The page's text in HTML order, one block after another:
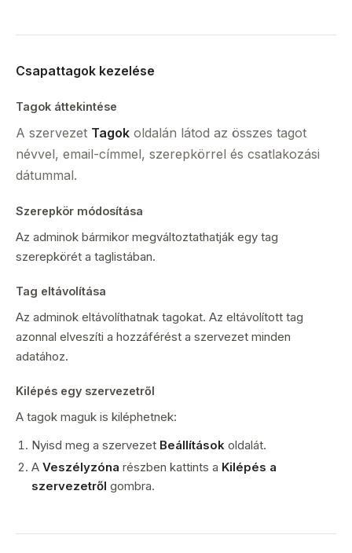
Csapattagok kezelése
Tagok áttekintése
A szervezet Tagok oldalán látod az összes tagot
névvel, email-címmel, szerepkörrel és csatlakozási
dátummal.
Szerepkör módosítása
Az adminok bármikor megváltoztathatják egy tag
szerepkörét a taglistában.
Tag eltávolítása
Az adminok eltávolíthatnak tagokat. Az eltávolított tag
azonnal elveszíti a hozzáférést a szervezet minden
adatához.
Kilépés egy szervezetről
A tagok maguk is kiléphetnek:
Nyisd meg a szervezet Beállítások oldalát.
A Veszélyzóna részben kattints a Kilépés a
szervezetről gombra.